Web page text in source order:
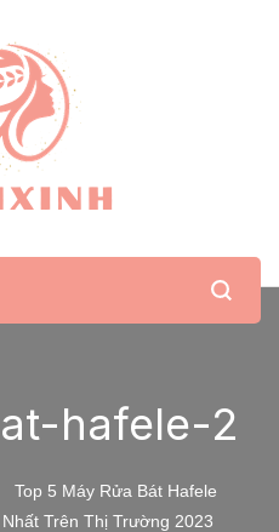
cho phái đẹp
hafele-2
Top 5 Máy Rửa Bát Hafele
Trên Thị Trường 2023